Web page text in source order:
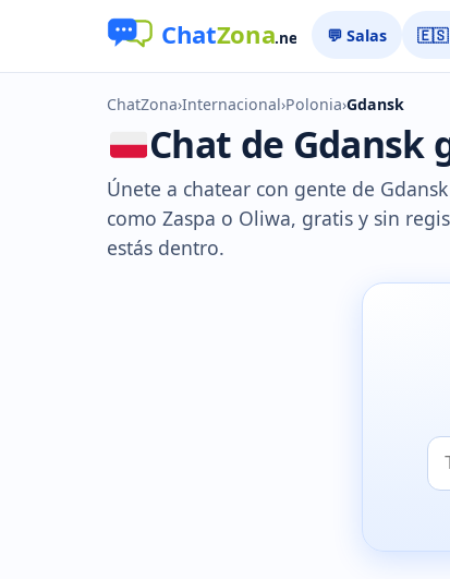
💬 Salas 🇪🇸
ChatZona›Internacional›Polonia›Gdansk
Chat de Gdansk
Únete a chatear con gente de
como Zaspa o Oliwa, gratis y sin
estás dentro.
Tu